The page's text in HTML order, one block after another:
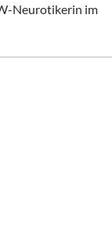
Neurotikerin im